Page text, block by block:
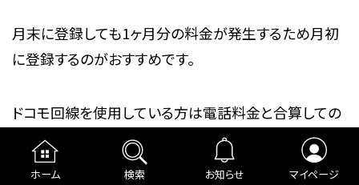
ホーム 検索 お知らせ マイページ
月末に登録しても1ヶ月分の料金が発生するため月初
に登録するのがおすすめです。
ドコモ回線を使用している方は電話料金と合算しての
支払いになり、下記の支払い方法が利用可能です。